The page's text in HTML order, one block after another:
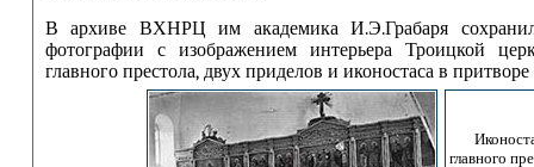
В архиве ВХНРЦ им академика И.Э.Грабаря
фотографии с изображением интерьера Троицкой
главного престола, двух приделов и иконостаса в притворе
главного